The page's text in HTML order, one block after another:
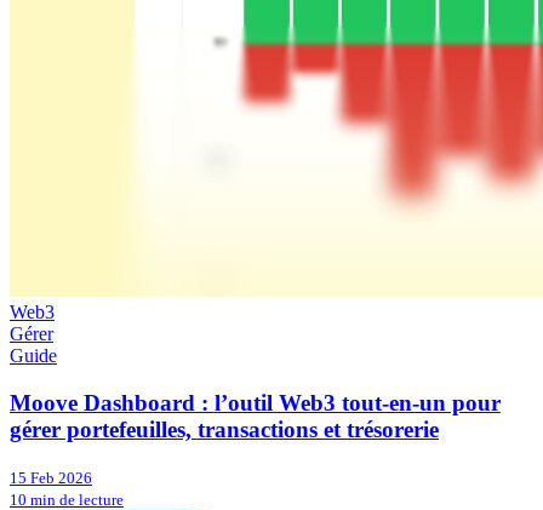
Web3
Gérer
Guide
Moove Dashboard : l’outil Web3 tout-en-un pour
gérer portefeuilles, transactions et trésorerie
15 Feb 2026
10 min de lecture